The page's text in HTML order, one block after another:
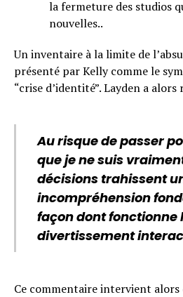
la fermeture des studios
nouvelles..
Un inventaire à la limite de
présenté par Kelly comme le
“crise d’identité”. Layden a
Au risque de passer
que je ne suis
décisions trahissent
incompréhension
façon dont fonctionne
divertissement
Ce commentaire intervient alors